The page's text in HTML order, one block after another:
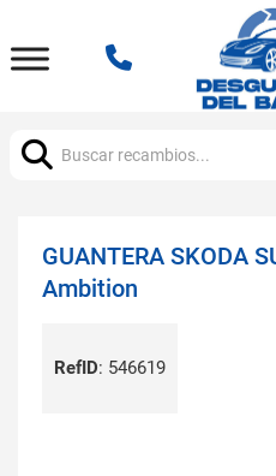
GUANTERA SKODA
Ambition
RefID: 546619